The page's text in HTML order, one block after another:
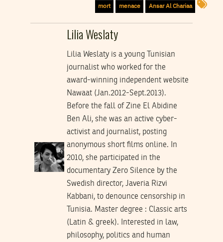
Ansar Al Chariaa
menace
mort
Lilia Weslaty
Lilia Weslaty is a young Tunisian
journalist who worked for the
award-winning independent website
Nawaat (Jan.2012-Sept.2013).
Before the fall of Zine El Abidine
Ben Ali, she was an active cyber-
activist and journalist, posting
anonymous short films online. In
2010, she participated in the
documentary Zero Silence by the
Swedish director, Javeria Rizvi
Kabbani, to denounce censorship in
Tunisia. Master degree : Classic arts
(Latin & greek). Interested in law,
philosophy, politics and human